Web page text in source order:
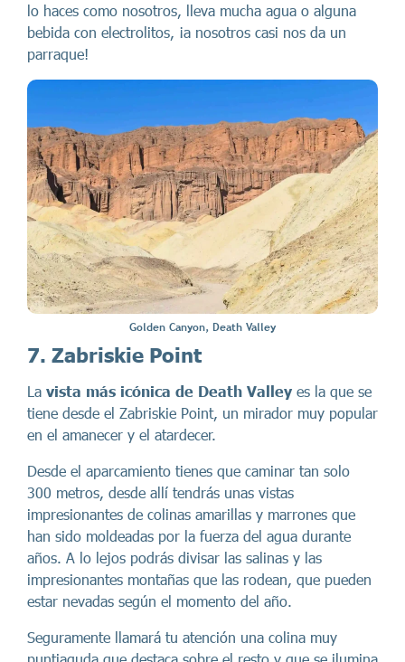
lo haces como nosotros, lleva mucha agua o alguna
bebida con electrolitos, ¡a nosotros casi nos da un
parraque!
Golden Canyon, Death Valley
7. Zabriskie Point
La vista más icónica de Death Valley es la que se
tiene desde el Zabriskie Point, un mirador muy popular
en el amanecer y el atardecer.
Desde el aparcamiento tienes que caminar tan solo
300 metros, desde allí tendrás unas vistas
impresionantes de colinas amarillas y marrones que
han sido moldeadas por la fuerza del agua durante
años. A lo lejos podrás divisar las salinas y las
impresionantes montañas que las rodean, que pueden
estar nevadas según el momento del año.
Seguramente llamará tu atención una colina muy